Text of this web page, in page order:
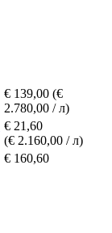
€ 139,00 (€
2.780,00 / л)
€ 21,60
(€ 2.160,00 / л)
€ 160,60